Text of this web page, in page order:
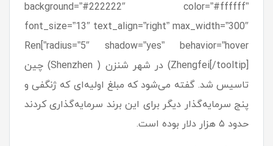
background=”#222222″ color=”#ffffff”
font_size=”13″ text_align=”right” max_width=”300″
radius=”5″ shadow=”yes” behavior=”hover”]Ren
Zhengfei[/tooltip]) در شهر شنزن ( Shenzhen) چین
تاسیس شد. گفته می‌شود که مبلغ اولیه‌ای که ژنگفی و
پنج سرمایه‌گذار دیگر برای این برند سرمایه‌گذاری کردند
حدود ۵ هزار دلار بوده است.